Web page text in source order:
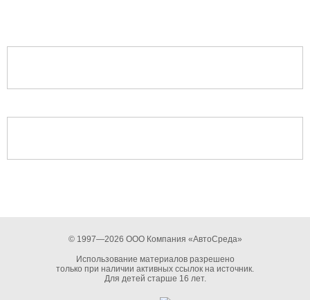
© 1997—2026 ООО Компания «АвтоСреда»
Использование материалов разрешено
только при наличии активных ссылок на источник.
Для детей старше 16 лет.